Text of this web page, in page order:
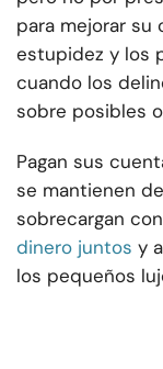
para mejorar su
estupidez y los
cuando los
sobre posibles
Pagan sus
se mantienen
sobrecargan
dinero juntos y
los pequeños